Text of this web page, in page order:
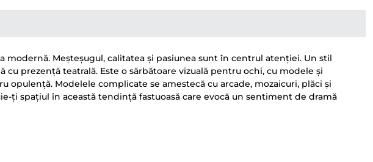
Meșteșugul, calitatea și pasiunea sunt în centrul atenției. Un stil
prezență teatrală. Este o sărbătoare vizuală pentru ochi, cu modele și
Modelele complicate se amestecă cu arcade, mozaicuri, plăci și
ți spațiul în această tendință fastuoasă care evocă un sentiment de dramă